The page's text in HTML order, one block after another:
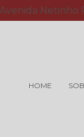
Netinho
HOME